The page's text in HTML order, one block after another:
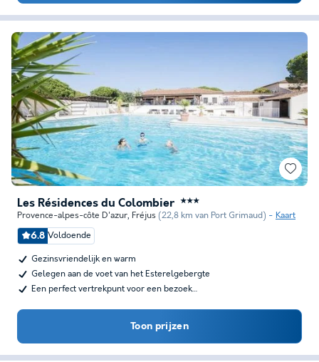
Les Résidences du Colombier ★★★
Provence-alpes-côte D'azur, Fréjus (22,8 km van Port Grimaud) Kaart
6.8 Voldoende
Gezinsvriendelijk en warm
Gelegen aan de voet van het Esterelgebergte
Een perfect vertrekpunt voor een bezoek…
Toon prijzen